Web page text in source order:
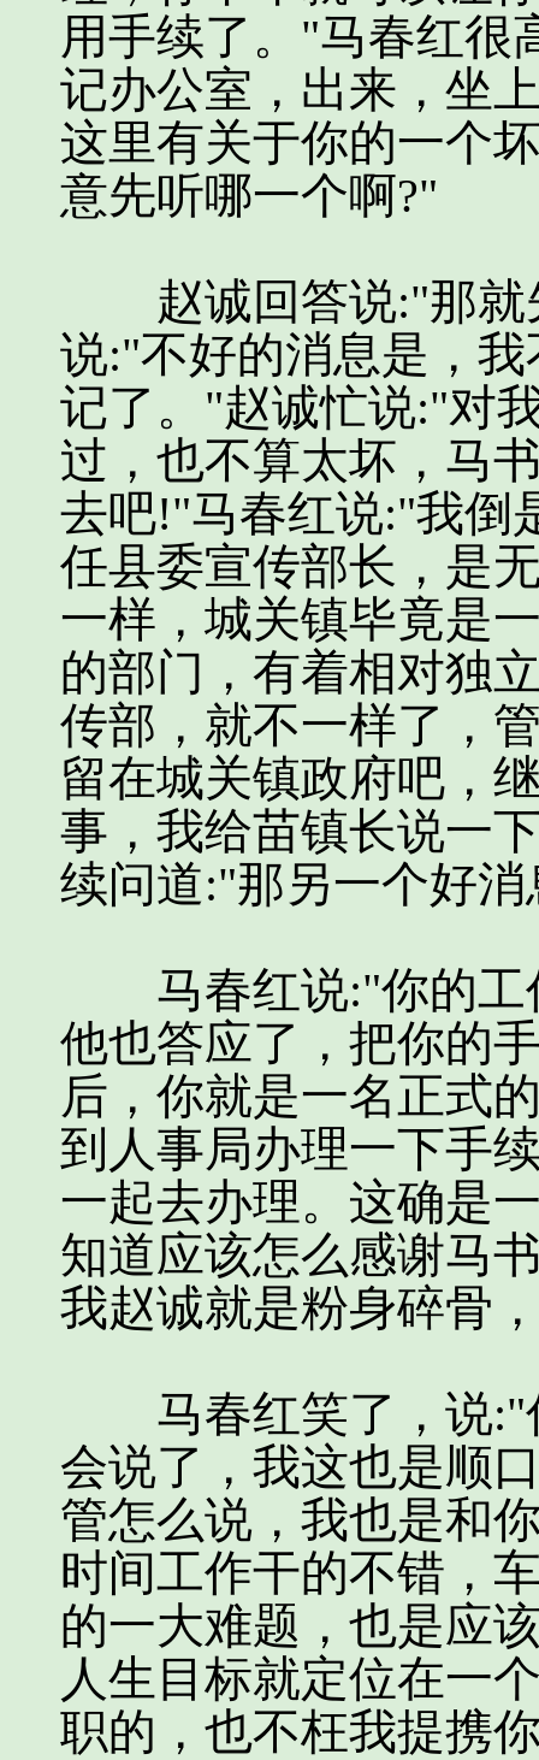
用手续了。"马春红很
记办公室，出来，坐
这里有关于你的一个
意先听哪一个啊?"
赵诚回答说:"那就
说:"不好的消息是，
记了。"赵诚忙说:"对
过，也不算太坏，马
去吧!"马春红说:"我倒
任县委宣传部长，是
一样，城关镇毕竟是
的部门，有着相对独
传部，就不一样了，
留在城关镇政府吧，
事，我给苗镇长说一
续问道:"那另一个好消
马春红说:"你的工
他也答应了，把你的
后，你就是一名正式
到人事局办理一下手
一起去办理。这确是
知道应该怎么感谢马
我赵诚就是粉身碎骨
马春红笑了，说:"
会说了，我这也是顺
管怎么说，我也是和
时间工作干的不错，
的一大难题，也是应
人生目标就定位在一
职的，也不枉我提携